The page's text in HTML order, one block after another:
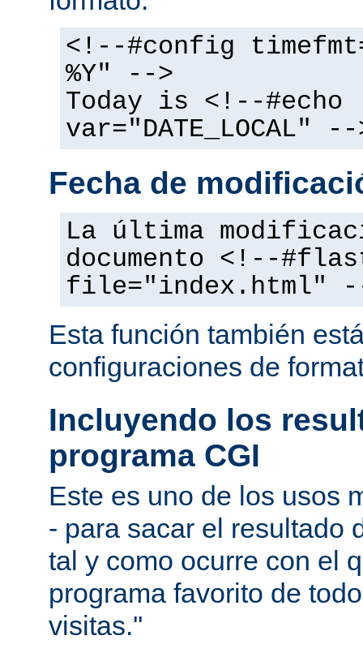
<!--#config
%Y" -->
Today is <!--#echo
var="DATE_LOCAL" --
Fecha de
La última
documento <!--
file="index.html"
Esta función también
configuraciones de
Incluyendo los
programa CGI
Este es uno de los usos
- para sacar el resultado
tal y como ocurre con el
programa favorito de
visitas.''